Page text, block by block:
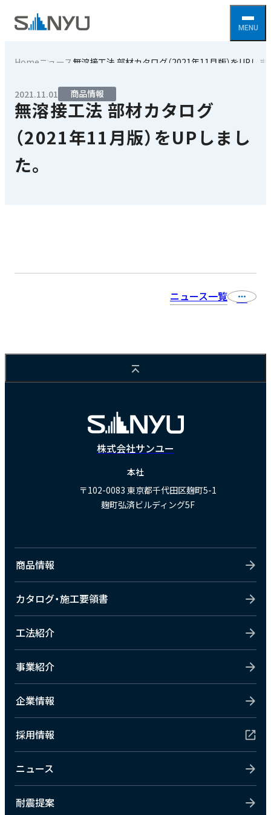
Homeニュース 無溶接工法 部材カタログ（2021年11月版）をUPしま
2021.11.01 商品情報
無溶接工法 部材カタログ
（2021年11月版）をUPしまし
た。
ニュース一覧
株式会社サンユー
本社
〒102-0083 東京都千代田区麹町5-1
麹町弘済ビルディング5F
商品情報
カタログ・施工要領書
工法紹介
事業紹介
企業情報
採用情報
ニュース
耐震提案